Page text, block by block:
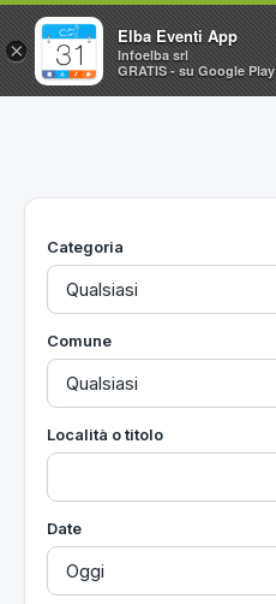
Home
Utilità
Categoria
Comune
Località o titolo
Date
×
Elba Eventi App
Infoelba srl
GRATIS - su Google Play